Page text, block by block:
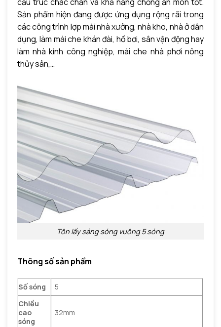
Sản phẩm hiện đang được ứng dụng rộng rãi trong
các công trình lợp mái nhà xưởng, nhà kho, nhà ở dân
dụng, làm mái che khán đài, hồ bơi, sân vận động hay
làm nhà kính công nghiệp, mái che nhà phơi nông
thủy sản,…
Tôn lấy sáng sóng vuông 5 sóng
Thông số sản phẩm
Số sóng
5
Chiều
cao
sóng
32mm